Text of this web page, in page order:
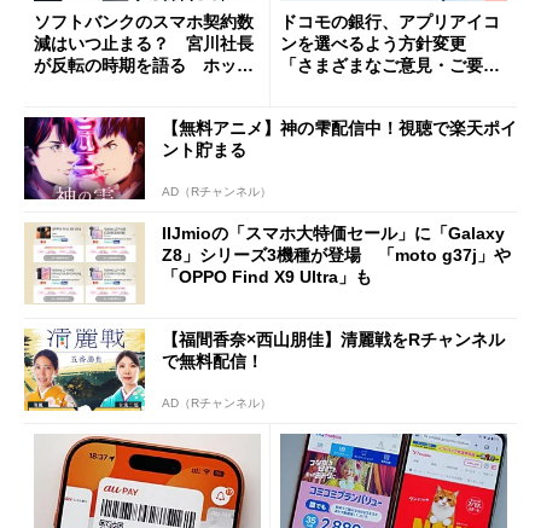
ソフトバンクのスマホ契約数
減はいつ止まる？ 宮川社長
が反転の時期を語る ホッピ
ドコモの銀行、アプリアイコ
ンを選べるよう方針変更
「さまざまなご意見・ご要望
【無料アニメ】神の雫配信中！視聴で楽天ポイ
ント貯まる
AD（Rチャンネル）
IIJmioの「スマホ大特価セール」に「Galaxy
Z8」シリーズ3機種が登場 「moto g37j」や
「OPPO Find X9 Ultra」も
【福間香奈×西山朋佳】清麗戦をRチャンネル
で無料配信！
AD（Rチャンネル）